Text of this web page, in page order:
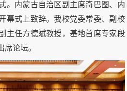
。内蒙古自治区副主席奇巴图、内
幕式上致辞。我校党委常委、副校
主任方德斌教授，基地首席专家段
席论坛。